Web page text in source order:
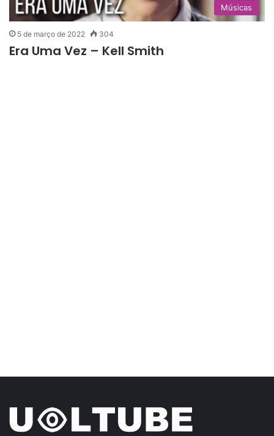
Músicas
5 de março de 2022 304
Era Uma Vez – Kell Smith